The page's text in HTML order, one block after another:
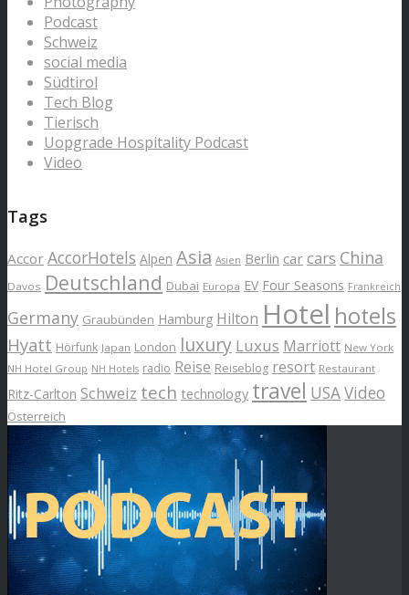
Podcast
Schweiz
social media
Südtirol
Tech Blog
Tierisch
Uopgrade Hospitality Podcast
Video
Tags
Accor AccorHotels Alpen Asia Asien Berlin car cars China
Davos Deutschland Dubai Europa EV Four Seasons Frankreich
Germany Graubünden Hamburg Hilton Hotel hotels
Hyatt Hörfunk Japan London luxury Luxus Marriott New York
NH Hotel Group NH Hotels radio Reise Reiseblog resort Restaurant
Ritz-Carlton Schweiz tech technology travel USAVideo
Österreich